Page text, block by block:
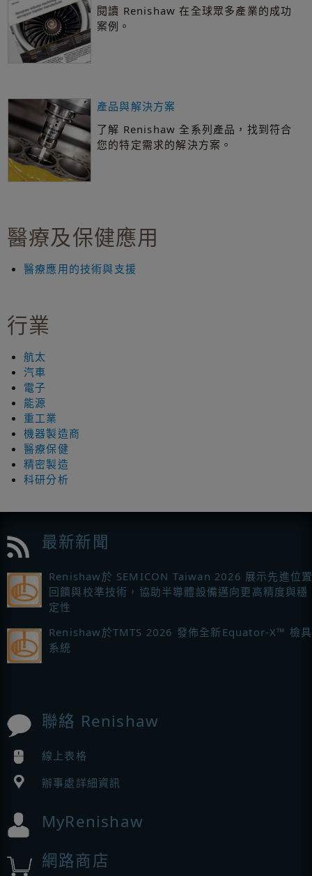
閱讀 Renishaw 在全球眾多產業的成功
案例。
產品與解決方案
了解 Renishaw 全系列產品，找到符合
您的特定需求的解決方案。
醫療及保健應用
醫療應用的技術與支援
行業
航太
汽車
電子
能源
重工業
機器製造商
醫療保健
精密製造
科研分析
最新新聞
Renishaw於 SEMICON Taiwan 2026 展示先進位
回饋與校準技術，協助半導體設備邁向更高精度與穩
定性
Renishaw於TMTS 2026 發佈全新Equator-X™ 檢具
系統
聯絡 Renishaw
線上表格
辦事處詳細資訊
MyRenishaw
網路商店